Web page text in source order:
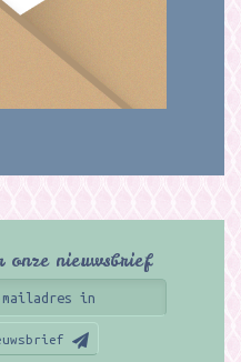
nieuwsbrief